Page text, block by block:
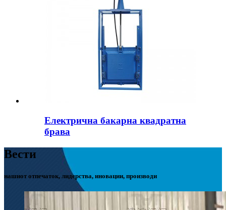
Електрична бакарна квадратна
брава
Вести
нашиот отпечаток, лидерства, иновации, производи